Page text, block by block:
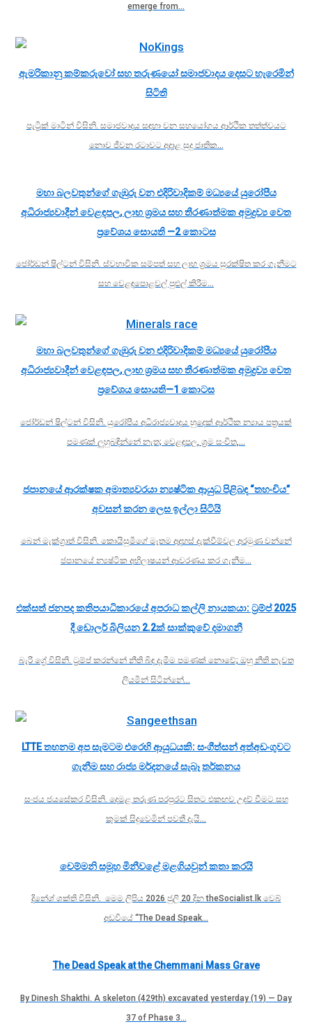
emerge from…
ඇමරිකානු කම්කරුවෝ සහ තරුණයෝ සමාජවාදය දෙසට හැරෙමින්
සිටිති
පැට්‍රික් මාටින් විසිනි. සමාජවාදය සඳහා වන සහයෝගය ආර්ථික තත්ත්වයට
නොව ජීවන රටාවට අදාළ සුදු ජාතික…
මහා බලවතුන්ගේ ගැඹුරු වන එදිරිවාදිකම් මධ්‍යයේ යුරෝපීය
අධිරාජ්‍යවාදීන් වෙළඳපල, ලාභ ශ්‍රමය සහ තීරණාත්මක අමුද්‍රව්‍ය වෙත
ප්‍රවේශය සොයති —2 කොටස
ජෝර්ඩන් ෂිල්ටන් විසිනි. ස්වභාවික සම්පත් සහ ලාභ ශ්‍රමය සුරක්ෂිත කර ගැනීමට
සහ වෙළඳපොළවල් පුළුල් කිරීම…
මහා බලවතුන්ගේ ගැඹුරු වන එදිරිවාදිකම් මධ්‍යයේ යුරෝපීය
අධිරාජ්‍යවාදීන් වෙළඳපල, ලාභ ශ්‍රමය සහ තීරණාත්මක අමුද්‍රව්‍ය වෙත
ප්‍රවේශය සොයති—1 කොටස
ජෝර්ඩන් ෂිල්ටන් විසිනි. යුරෝපීය අධිරාජ්‍යවාදය හුදෙක් ආර්ථික න්‍යාය පත්‍රයක්
පමණක් ලුහුබඳින්නේ නැත; වෙළඳපල, ශ්‍රම සංචිත,…
ජපානයේ ආරක්ෂක අමාත්‍යවරයා න්‍යෂ්ටික ආයුධ පිළිබඳ “තහංචිය”
අවසන් කරන ලෙස ඉල්ලා සිටියි
බෙන් මැක්ග්‍රාත් විසිනි. කොයිසුමිගේ මෑතම අදහස් දැක්වීම්වල අරමුණ වන්නේ
ජපානයේ න්‍යෂ්ටික අභිලාෂයන් ආවරණය කර ගැනීම…
එක්සත් ජනපද කතිපයාධිකාරයේ අපරාධ කල්ලි නායකයා: ට්‍රම්ප් 2025
දී ඩොලර් බිලියන 2.2ක් සාක්කුවේ දමාගනී
බැරී ග්‍රේ විසිනි. ට්‍රම්ප් කරන්නේ නීති බිඳ දැමීම පමණක් නොවේ; ඔහු නීති නැවත
ලියමින් සිටින්නේ…
LTTE තහනම අප සැමටම එරෙහි ආයුධයකි: සංගීත්සන් අත්අඩංගුවට
ගැනීම සහ රාජ්‍ය මර්දනයේ සැබෑ තර්කනය
සංජය ජයසේකර විසිනි. දෙමළ තරුණ පරපුරට සිතට එකඟව උදව් වීමට සහ
කුමක් සිදුවෙමින් පවතී දැයි…
චෙම්මනි සමූහ මිනීවළේ මළගියවුන් කතා කරයි
දිනේශ් ශක්ති විසිනි. මෙම ලිපිය 2026 ජුලි 20 දින theSocialist.lk වෙබ්
අඩවියේ “The Dead Speak…
The Dead Speak at the Chemmani Mass Grave
By Dinesh Shakthi. A skeleton (429th) excavated yesterday (19) — Day
37 of Phase 3…